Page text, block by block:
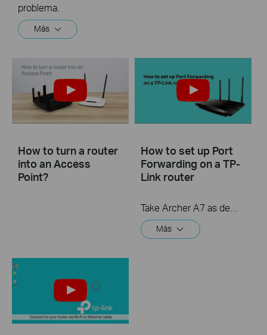
problema.
Más
How to turn a router
into an Access
Point?
How to set up Port
Forwarding on a TP-
Link router
Más